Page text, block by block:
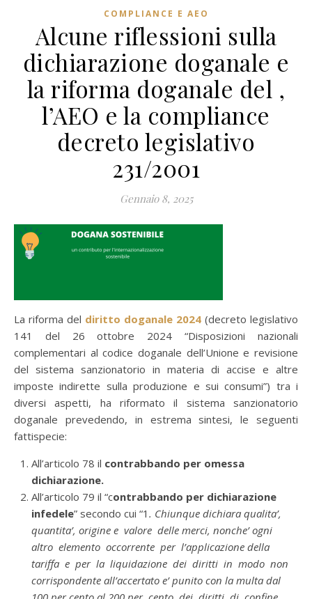
COMPLIANCE E AEO
Alcune riflessioni sulla
dichiarazione doganale e
la riforma doganale del ,
l’AEO e la compliance
decreto legislativo
231/2001
Gennaio 8, 2025
La riforma del diritto doganale 2024 (decreto legislativo
141 del 26 ottobre 2024 “Disposizioni nazionali
complementari al codice doganale dell’Unione e revisione
del sistema sanzionatorio in materia di accise e altre
imposte indirette sulla produzione e sui consumi”) tra i
diversi aspetti, ha riformato il sistema sanzionatorio
doganale prevedendo, in estrema sintesi, le seguenti
fattispecie:
All’articolo 78 il contrabbando per omessa
dichiarazione.
All’articolo 79 il “contrabbando per dichiarazione
infedele” secondo cui “1 . Chiunque dichiara qualita’,
quantita’, origine e valore delle merci, nonche’ ogni
altro elemento occorrente per l’applicazione della
tariffa e per la liquidazione dei diritti in modo non
corrispondente all’accertato e’ punito con la multa dal